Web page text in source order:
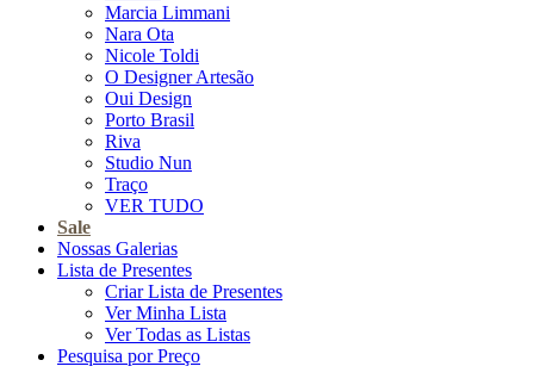
Marcia Limmani
Nara Ota
Nicole Toldi
O Designer Artesão
Oui Design
Porto Brasil
Riva
Studio Nun
Traço
VER TUDO
Sale
Nossas Galerias
Lista de Presentes
Criar Lista de Presentes
Ver Minha Lista
Ver Todas as Listas
Pesquisa por Preço